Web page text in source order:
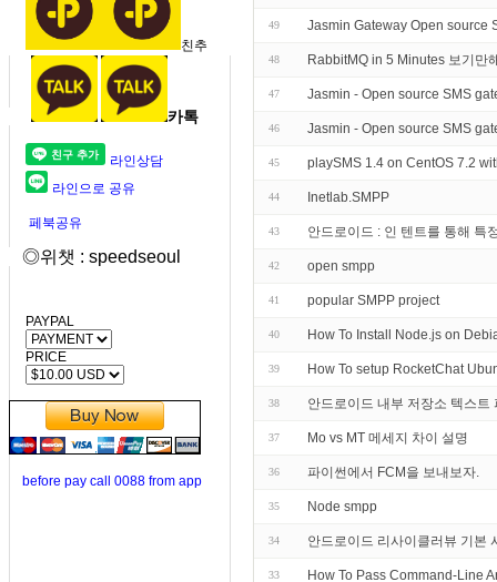
친추
카톡
라인상담
라인으로 공유
페북공유
◎위챗 : speedseoul
PAYPAL
PRICE
before pay call 0088 from app
49 Jasmin Gateway Open source
48 RabbitMQ in 5 Minutes 보기만
47 Jasmin - Open source SMS
46 Jasmin - Open source SMS
45 playSMS 1.4 on CentOS 7.2
44 Inetlab.SMPP
43 안드로이드 : 인 텐트를 통해 특
42 open smpp
41 popular SMPP project
40 How To Install Node.js on
39 How To setup RocketChat
38 안드로이드 내부 저장소 텍스
37 Mo vs MT 메세지 차이 설명
36 파이썬에서 FCM을 보내보자.
35 Node smpp
34 안드로이드 리사이클러뷰 기본
33 How To Pass Command-Line